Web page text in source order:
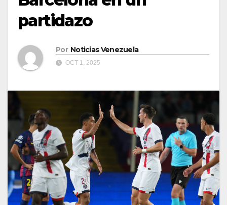
partidazo
Por Noticias Venezuela
OCT 1, 2025